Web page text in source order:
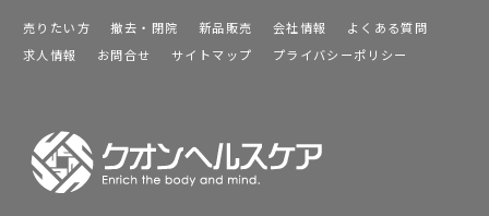
売りたい方 撤去・閉院 新品販売 会社情報
よくある質問
求人情報
お問合せ サイトマップ プライバシーポリシー